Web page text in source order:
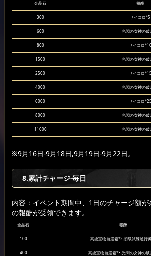
金晶石 報酬
300 サイコロ*5
600 光閃の女神の破
800 サイコロ*10
1500 光閃の女神の破
2500 サイコロ*15
4000 光閃の女神の破
6000 サイコロ*25
8000 光閃の女神の破
11000 光閃の女神の破
※9月16日-9月18日,9月19日-9月22日。
8.累計チャージ-毎日
内容：イベント期間中、1日のチャージ額
の報酬が受領できます。
金晶石 報酬
100 高級宝物自選箱*2,初級試練通行
400 高級宝物自選箱*3,光閃の女神の破